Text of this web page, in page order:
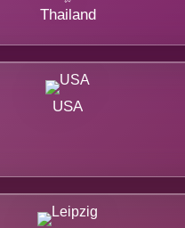
Thailand
USA